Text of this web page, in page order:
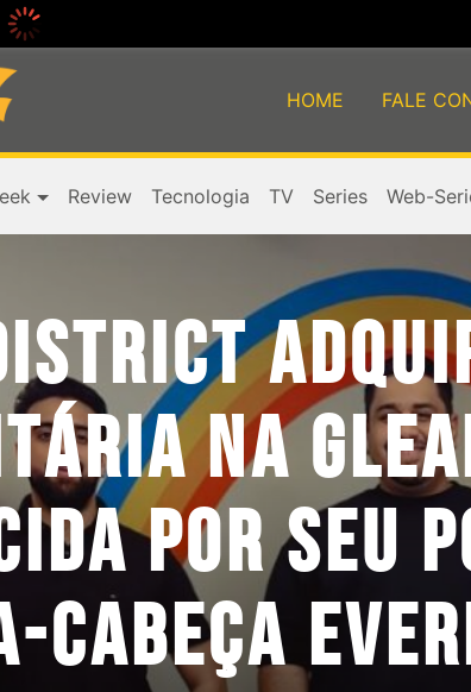
HOME FALE
Review Tecnologia TV Series Web-
NA
POR SEU
CABEÇA